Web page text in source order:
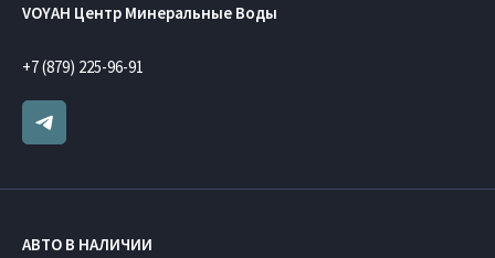
VOYAH Центр Минеральные Воды
+7 (879) 225-96-91
АВТО В НАЛИЧИИ